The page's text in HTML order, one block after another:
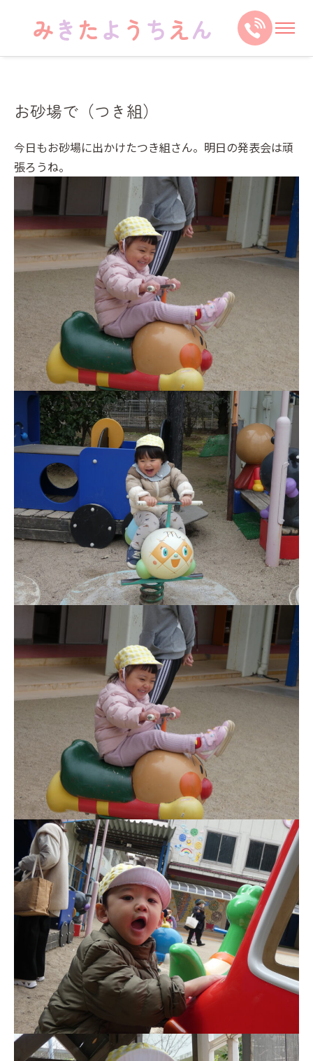
お砂場で（つき組）
今日もお砂場に出かけたつき組さん。明日の発表会は頑
張ろうね。